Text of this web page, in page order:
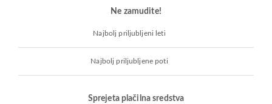
Ne zamudite!
Najbolj priljubljeni leti
Najbolj priljubljene poti
Sprejeta plačilna sredstva